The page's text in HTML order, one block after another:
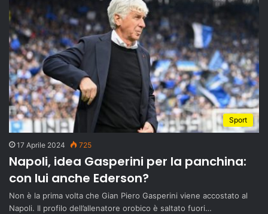
Sport
17 Aprile 2024 725
Napoli, idea Gasperini per la panchina:
con lui anche Ederson?
Non è la prima volta che Gian Piero Gasperini viene accostato al
Napoli. Il profilo dell’allenatore orobico è saltato fuori…